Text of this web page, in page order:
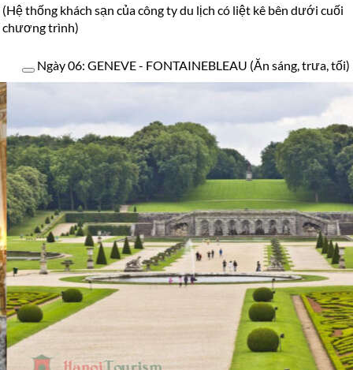
(Hệ thống khách sạn của công ty du lịch có liệt kê bên dưới cuối
chương trình)
Ngày 06: GENEVE - FONTAINEBLEAU (Ăn sáng, trưa, tối)